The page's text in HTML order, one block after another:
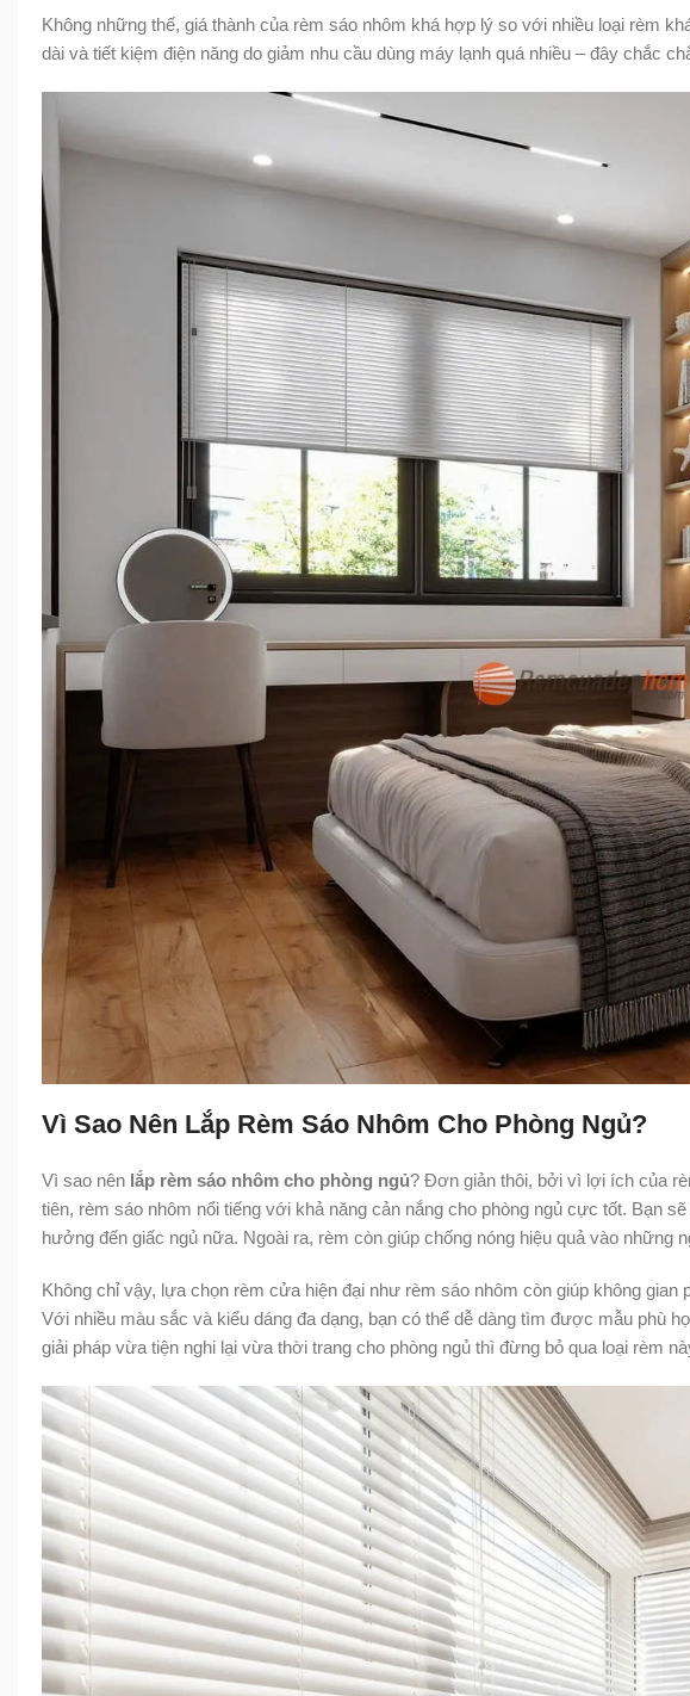
Không những thế, giá thành của rèm sáo nhôm khá hợp lý so với nhiều loại rèm
dài và tiết kiệm điện năng do giảm nhu cầu dùng máy lạnh quá nhiều – đây chắc
Vì Sao Nên Lắp Rèm Sáo Nhôm Cho Phòng Ngủ?
Vì sao nên lắp rèm sáo nhôm cho phòng ngủ? Đơn giản thôi, bởi vì lợi ích của
tiên, rèm sáo nhôm nổi tiếng với khả năng cản nắng cho phòng ngủ cực tốt. Bạn
hưởng đến giấc ngủ nữa. Ngoài ra, rèm còn giúp chống nóng hiệu quả vào những
Không chỉ vậy, lựa chọn rèm cửa hiện đại như rèm sáo nhôm còn giúp không gian
Với nhiều màu sắc và kiểu dáng đa dạng, bạn có thể dễ dàng tìm được mẫu phù
giải pháp vừa tiện nghi lại vừa thời trang cho phòng ngủ thì đừng bỏ qua loại rèm